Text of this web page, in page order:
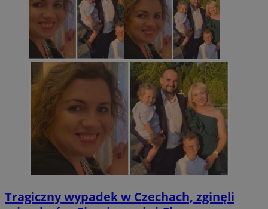
Tragiczny wypadek w Czechach, zginęli